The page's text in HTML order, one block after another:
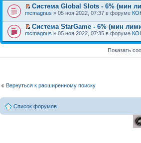
Система Global Slots - 6% (мин
mcmagnus » 05 ноя 2022, 07:37 в форуме
Система StarGame - 6% (мин
mcmagnus » 05 ноя 2022, 07:35 в форуме
Показать
Вернуться к расширенному поиску
Список форумов